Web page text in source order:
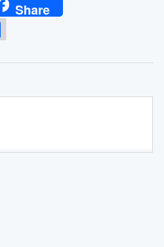
Share
Partager